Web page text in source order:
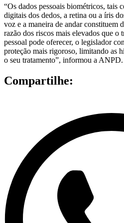
“Os dados pessoais biométricos, tais
digitais dos dedos, a retina ou a íris
voz e a maneira de andar constituem
razão dos riscos mais elevados que o
pessoal pode oferecer, o legislador
proteção mais rigoroso, limitando as
o seu tratamento”, informou a ANPD.
Compartilhe: